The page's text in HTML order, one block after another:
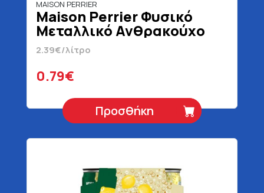
MAISON PERRIER
Maison Perrier Φυσικό
Μεταλλικό Ανθρακούχο
Νερό Forever Lemon 330
ml
2.39€/λίτρο
0.79€
Προσθήκη